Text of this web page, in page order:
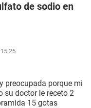
de sodio en
preocupada porque mi
su doctor le receto 2
15 gotas